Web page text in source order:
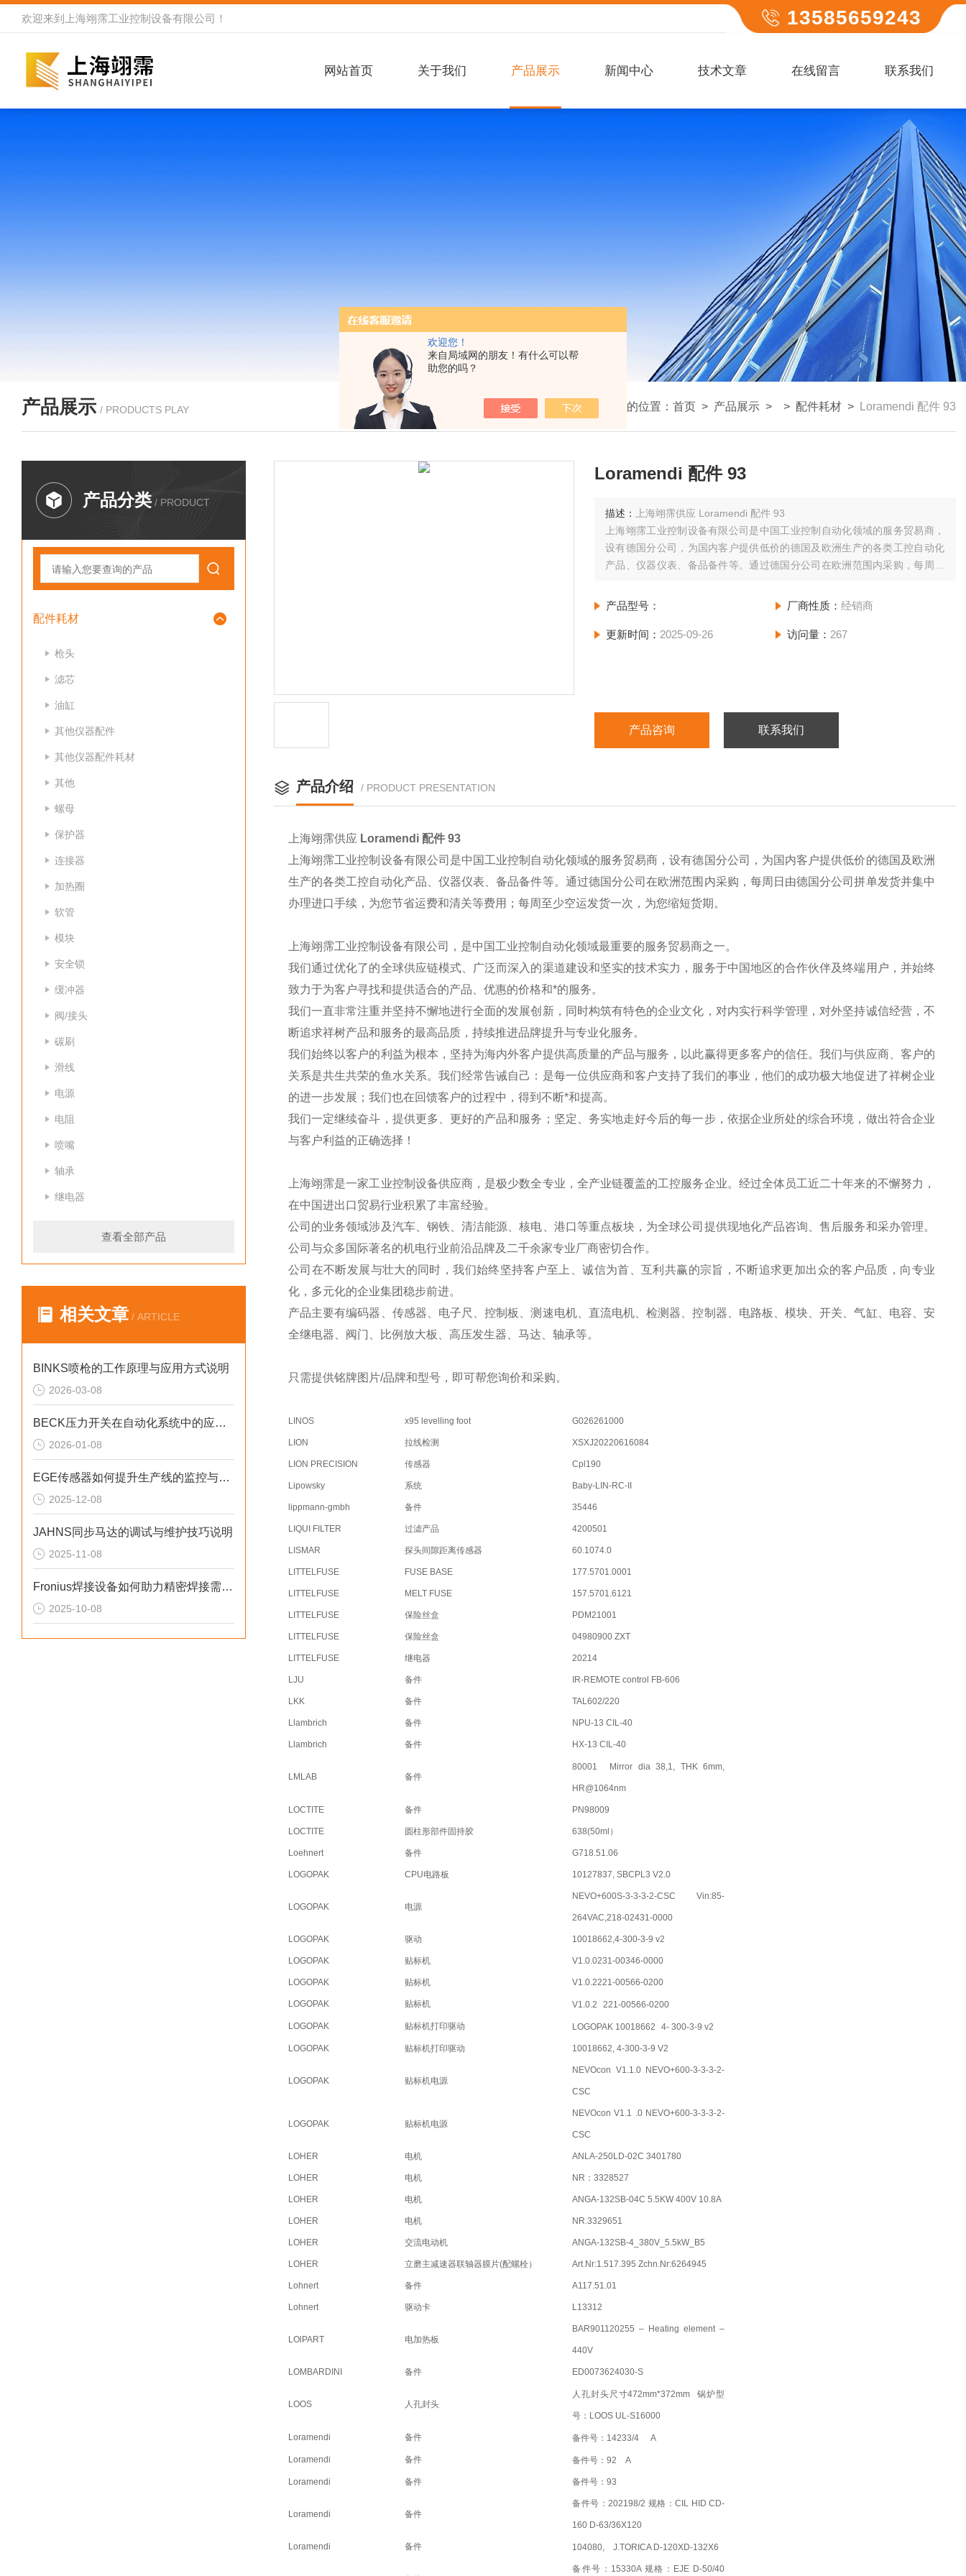
欢迎您！
来自局域网的朋友！有什么可以帮
助您的吗？
欢迎来到 上海翊霈工业控制设备有限公司 ！ 13585659243
网站首页 关于我们 产品展示 新闻中心 技术文章 在线留言 联系我们
产品展示 / PRODUCTS PLAY 我的位置： 首页 > 产品展示 > > 配件耗材 > Loramendi 配件 93
产品分类 / PRODUCT
配件耗材
枪头
滤芯
油缸
其他仪器配件
其他仪器配件耗材
其他
螺母
保护器
连接器
加热圈
软管
模块
安全锁
缓冲器
阀/接头
碳刷
滑线
电源
电阻
喷嘴
轴承
继电器
查看全部产品
相关文章 / ARTICLE
BINKS喷枪的工作原理与应用方式说明
2026-03-08
BECK压力开关在自动化系统中的应用说明
2026-01-08
EGE传感器如何提升生产线的监控与管理效率？
2025-12-08
JAHNS同步马达的调试与维护技巧说明
2025-11-08
Fronius焊接设备如何助力精密焊接需求？
2025-10-08
Loramendi 配件 93
描述：
上海翊霈供应 Loramendi 配件 93
上海翊霈工业控制设备有限公司是中国工业控制自动化领域的服务贸易商，
设有德国分公司，为国内客户提供低价的德国及欧洲生产的各类工控自动化
产品、仪器仪表、备品备件等。通过德国分公司在欧洲范围内采购，每周日
每周至少空运发货一次，为您缩短货期。
产品型号： 厂商性质： 经销商
更新时间： 2025-09-26 访问量： 267
产品咨询 联系我们
产品介绍 / PRODUCT PRESENTATION
上海翊霈供应 Loramendi 配件 93
上海翊霈工业控制设备有限公司是中国工业控制自动化领域的服务贸易商，设有德国分公司，为国内客户提供低价的德国及欧洲
生产的各类工控自动化产品、仪器仪表、备品备件等。通过德国分公司在欧洲范围内采购，每周日由德国分公司拼单发货并集中
办理进口手续，为您节省运费和清关等费用；每周至少空运发货一次，为您缩短货期。
上海翊霈工业控制设备有限公司，是中国工业控制自动化领域最重要的服务贸易商之一。
我们通过优化了的全球供应链模式、广泛而深入的渠道建设和坚实的技术实力，服务于中国地区的合作伙伴及终端用户，并始终
致力于为客户寻找和提供适合的产品、优惠的价格和*的服务。
我们一直非常注重并坚持不懈地进行全面的发展创新，同时构筑有特色的企业文化，对内实行科学管理，对外坚持诚信经营，不
断追求祥树产品和服务的最高品质，持续推进品牌提升与专业化服务。
我们始终以客户的利益为根本，坚持为海内外客户提供高质量的产品与服务，以此赢得更多客户的信任。我们与供应商、客户的
关系是共生共荣的鱼水关系。我们经常告诫自己：是每一位供应商和客户支持了我们的事业，他们的成功极大地促进了祥树企业
的进一步发展；我们也在回馈客户的过程中，得到不断*和提高。
我们一定继续奋斗，提供更多、更好的产品和服务；坚定、务实地走好今后的每一步，依据企业所处的综合环境，做出符合企业
与客户利益的正确选择！
上海翊霈是一家工业控制设备供应商，是极少数全专业，全产业链覆盖的工控服务企业。经过全体员工近二十年来的不懈努力，
在中国进出口贸易行业积累了丰富经验。
公司的业务领域涉及汽车、钢铁、清洁能源、核电、港口等重点板块，为全球公司提供现地化产品咨询、售后服务和采办管理。
公司与众多国际著名的机电行业前沿品牌及二千余家专业厂商密切合作。
公司在不断发展与壮大的同时，我们始终坚持客户至上、诚信为首、互利共赢的宗旨，不断追求更加出众的客户品质，向专业
化，多元化的企业集团稳步前进。
产品主要有编码器、传感器、电子尺、控制板、测速电机、直流电机、检测器、控制器、电路板、模块、开关、气缸、电容、安
全继电器、阀门、比例放大板、高压发生器、马达、轴承等。
只需提供铭牌图片/品牌和型号，即可帮您询价和采购。
LINOS x95 levelling foot G026261000
LION 拉线检测 XSXJ20220616084
LION PRECISION 传感器 Cpl190
Lipowsky 系统 Baby-LIN-RC-II
lippmann-gmbh 备件 35446
LIQUI FILTER 过滤产品 4200501
LISMAR 探头间隙距离传感器 60.1074.0
LITTELFUSE FUSE BASE 177.5701.0001
LITTELFUSE MELT FUSE 157.5701.6121
LITTELFUSE 保险丝盒 PDM21001
LITTELFUSE 保险丝盒 04980900 ZXT
LITTELFUSE 继电器 20214
LJU 备件 IR-REMOTE control FB-606
LKK 备件 TAL602/220
Llambrich 备件 NPU-13 CIL-40
Llambrich 备件 HX-13 CIL-40
LMLAB 备件
80001 Mirror dia 38,1, THK 6mm,
HR@1064nm
LOCTITE 备件 PN98009
LOCTITE 圆柱形部件固持胶 638(50ml）
Loehnert 备件 G718.51.06
LOGOPAK CPU电路板 10127837, SBCPL3 V2.0
LOGOPAK 电源
NEVO+600S-3-3-3-2-CSC Vin:85-
264VAC,218-02431-0000
LOGOPAK 驱动 10018662,4-300-3-9 v2
LOGOPAK 贴标机 V1.0.0231-00346-0000
LOGOPAK 贴标机 V1.0.2221-00566-0200
LOGOPAK 贴标机 V1.0.2 221-00566-0200
LOGOPAK 贴标机打印驱动 LOGOPAK 10018662 4- 300-3-9 v2
LOGOPAK 贴标机打印驱动 10018662, 4-300-3-9 V2
LOGOPAK 贴标机电源
NEVOcon V1.1.0 NEVO+600-3-3-3-2-
CSC
LOGOPAK 贴标机电源
NEVOcon V1.1 .0 NEVO+600-3-3-3-2-
CSC
LOHER 电机 ANLA-250LD-02C 3401780
LOHER 电机 NR：3328527
LOHER 电机 ANGA-132SB-04C 5.5KW 400V 10.8A
LOHER 电机 NR.3329651
LOHER 交流电动机 ANGA-132SB-4_380V_5.5kW_B5
LOHER 立磨主减速器联轴器膜片(配螺栓） Art.Nr:1.517.395 Zchn.Nr:6264945
Lohnert 备件 A117.51.01
Lohnert 驱动卡 L13312
LOlPART 电加热板
BAR901120255 – Heating element –
440V
LOMBARDINI 备件 ED0073624030-S
LOOS 人孔封头
人孔封头尺寸472mm*372mm 锅炉型
号：LOOS UL-S16000
Loramendi 备件 备件号：14233/4 A
Loramendi 备件 备件号：92 A
Loramendi 备件 备件号：93
Loramendi 备件
备件号：202198/2 规格：CIL HID CD-
160 D-63/36X120
Loramendi 备件 104080, J.TORICA D-120XD-132X6
备件号：15330A 规格：EJE D-50/40